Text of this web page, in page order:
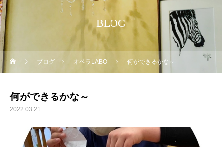
BLOG
ブログ オペラLABO 何ができるかな～
何ができるかな～
2022.03.21